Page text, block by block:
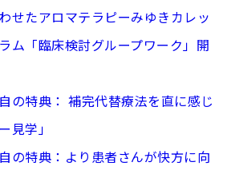
せたアロマテラピーみゆきカレッ
ム「臨床検討グループワーク」開
の特典： 補完代替療法を直に感じ
見学」
の特典：より患者さんが快方に向